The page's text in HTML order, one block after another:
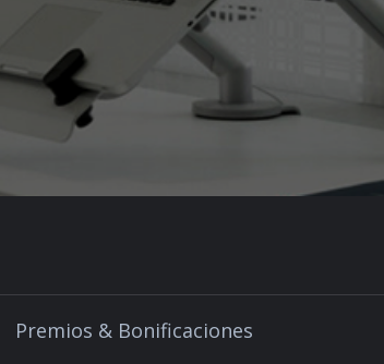
Premios & Bonificaciones